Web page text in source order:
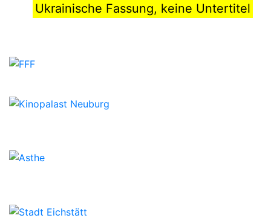
Ukrainische Fassung, keine Untertitel